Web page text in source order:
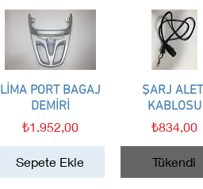
Hızlı Bakış
LİMA PORT BAGAJ
DEMİRİ
Fiyat
₺1.952,00
Sepete Ekle
Hızlı Bakış
ŞARJ
KABLOSU
Fiyat
₺834,00
Tükendi